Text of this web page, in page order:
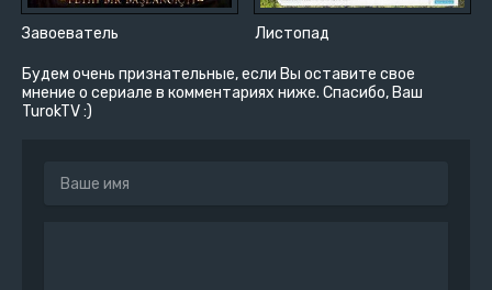
Завоеватель Листопад
Будем очень признательные, если Вы оставите свое
мнение о сериале в комментариях ниже. Спасибо, Ваш
TurokTV :)